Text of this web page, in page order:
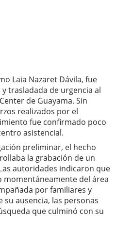
Laia Nazaret Dávila, fue
trasladada de urgencia al
de Guayama. Sin
realizados por el
fue confirmado poco
asistencial.
preliminar, el hecho
la grabación de un
autoridades indicaron que
momentáneamente del área
por familiares y
su ausencia, las personas
que culminó con su